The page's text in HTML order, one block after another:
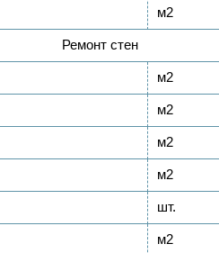
м2
Ремонт стен
м2
м2
м2
м2
шт.
м2